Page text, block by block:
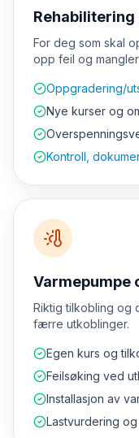
Rehabilitering
For deg som skal
opp feil og
Oppgradering/
Nye kurser og
Kontroll,
Varmepumpe
Riktig tilkobling og
færre utkoblinger.
Egen kurs og
Feilsøking ved
Installasjon av
Lastvurdering